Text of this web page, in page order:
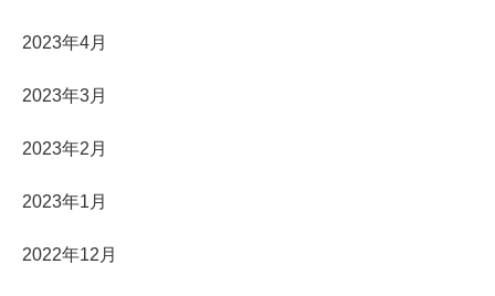
2023年4月
2023年3月
2023年2月
2023年1月
2022年12月